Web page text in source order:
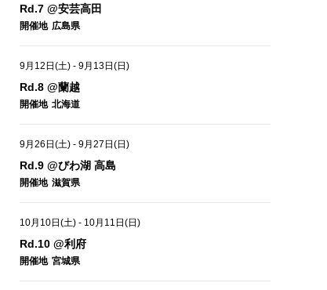
Rd.7 @安芸高田
開催地 広島県
9月12日(土) - 9月13日(日)
Rd.8 @蘭越
開催地 北海道
9月26日(土) - 9月27日(日)
Rd.9 @びわ湖 高島
開催地 滋賀県
10月10日(土) - 10月11日(日)
Rd.10 @利府
開催地 宮城県